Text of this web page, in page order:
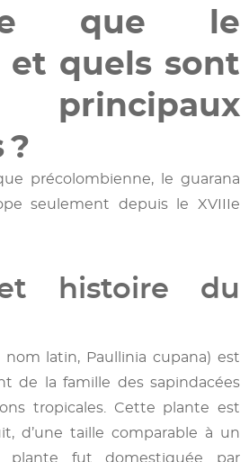
ce que le
et quels sont
?
précolombienne, le guarana
seulement depuis le XVIIIe
histoire du
latin, Paullinia cupana) est
de la famille des sapindacées
tropicales. Cette plante est
d’une taille comparable à un
plante fut domestiquée par